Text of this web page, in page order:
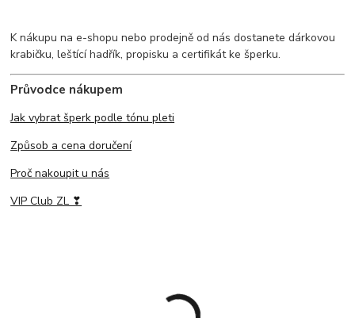
K nákupu na e-shopu nebo prodejně od nás dostanete dárkovou
krabičku, leštící hadřík, propisku a certifikát ke šperku.
Průvodce nákupem
Jak vybrat šperk podle tónu pleti
Způsob a cena doručení
Proč nakoupit u nás
VIP Club ZL ❣